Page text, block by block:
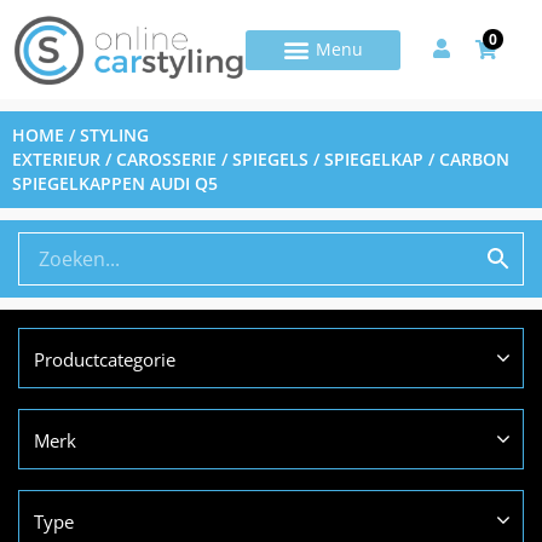
0
HOME /STYLING
EXTERIEUR /CAROSSERIE /SPIEGELS /SPIEGELKAP / CARBON
SPIEGELKAPPEN AUDI Q5
Productcategorie
Merk
Type